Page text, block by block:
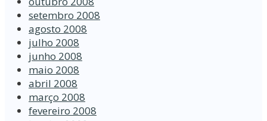
setembro 2008
agosto 2008
julho 2008
junho 2008
maio 2008
abril 2008
março 2008
fevereiro 2008